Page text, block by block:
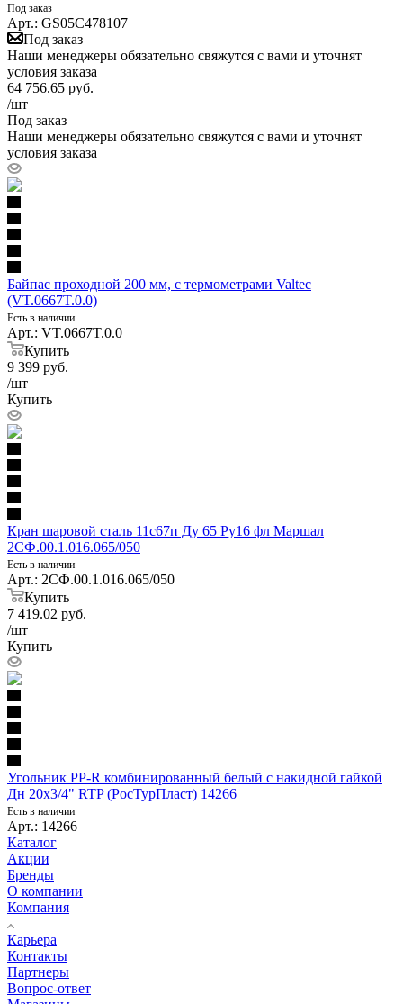
Под заказ
Арт.: GS05C478107
Под заказ
Наши менеджеры обязательно свяжутся с вами и уточнят
условия заказа
64 756.65 руб.
/шт
Под заказ
Наши менеджеры обязательно свяжутся с вами и уточнят
условия заказа
Байпас проходной 200 мм, с термометрами Valtec
(VT.0667T.0.0)
Есть в наличии
Арт.: VT.0667T.0.0
Купить
9 399 руб.
/шт
Купить
Кран шаровой сталь 11с67п Ду 65 Ру16 фл Маршал
2СФ.00.1.016.065/050
Есть в наличии
Арт.: 2СФ.00.1.016.065/050
Купить
7 419.02 руб.
/шт
Купить
Угольник PP-R комбинированный белый с накидной гайкой
Дн 20х3/4" RTP (РосТурПласт) 14266
Есть в наличии
Арт.: 14266
Каталог
Акции
Бренды
О компании
Компания
Карьера
Контакты
Партнеры
Вопрос-ответ